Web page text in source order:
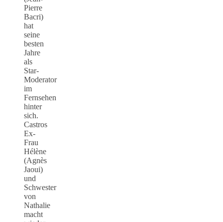
Pierre
Bacri)
hat
seine
besten
Jahre
als
Star-
Moderator
im
Fernsehen
hinter
sich.
Castros
Ex-
Frau
Hélène
(Agnès
Jaoui)
und
Schwester
von
Nathalie
macht